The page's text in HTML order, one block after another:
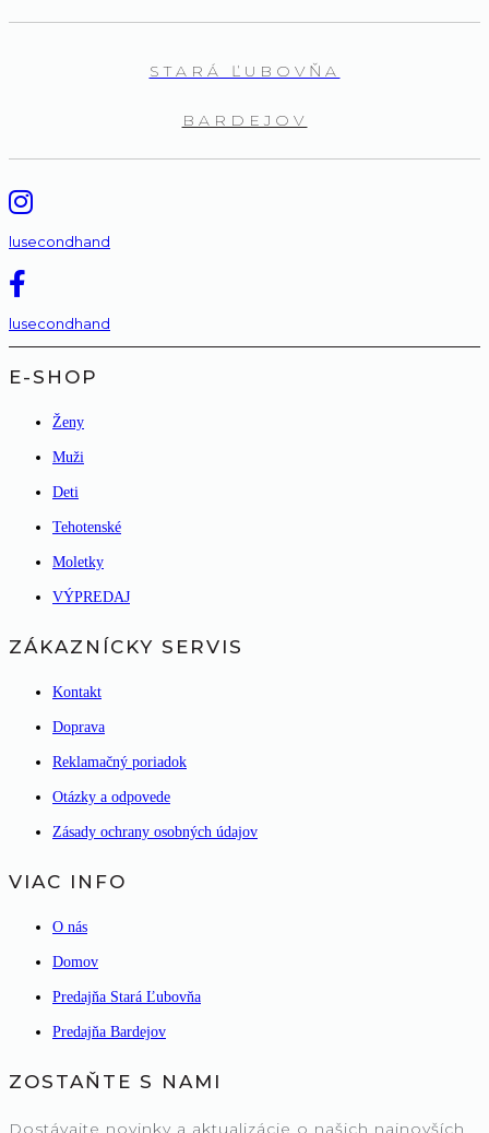
STARÁ ĽUBOVŇA
BARDEJOV
lusecondhand
lusecondhand
E-SHOP
Ženy
Muži
Deti
Tehotenské
Moletky
VÝPREDAJ
ZÁKAZNÍCKY SERVIS
Kontakt
Doprava
Reklamačný poriadok
Otázky a odpovede
Zásady ochrany osobných údajov
VIAC INFO
O nás
Domov
Predajňa Stará Ľubovňa
Predajňa Bardejov
ZOSTAŇTE S NAMI
Dostávajte novinky a aktualizácie o našich najnovších